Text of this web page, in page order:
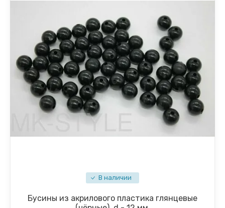
В наличии
Бусины из акрилового пластика глянцевые